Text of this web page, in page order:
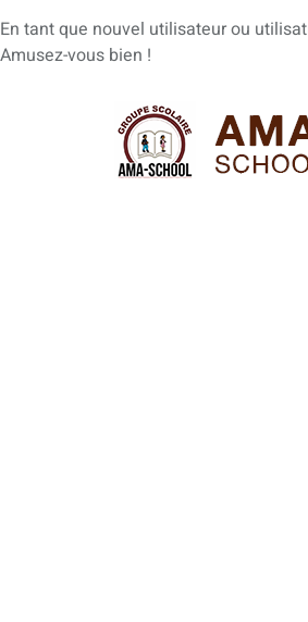
En tant que nouvel utilisateur ou
Amusez-vous bien !